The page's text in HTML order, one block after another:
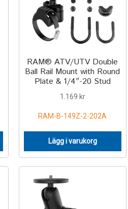
RAM® ATV/UTV Double
Ball Rail Mount with Round
Plate & 1/4″-20 Stud
1.169 kr
RAM-B-149Z-2-202A
Lägg i varukorg